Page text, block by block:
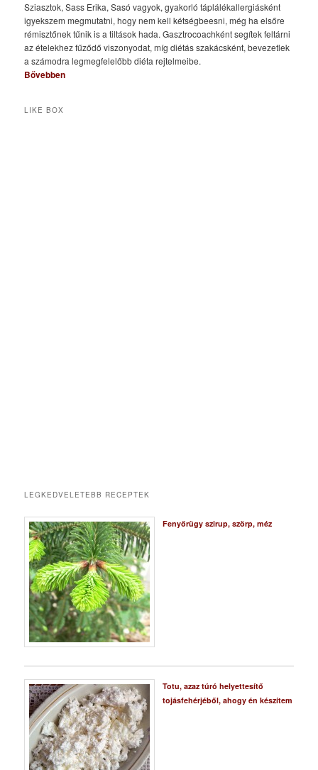
Sziasztok, Sass Erika, Sasó vagyok, gyakorló táplálékallergiásként
igyekszem megmutatni, hogy nem kell kétségbeesni, még ha elsőre
rémisztőnek tűnik is a tiltások hada. Gasztrocoachként segítek feltárni
az ételekhez fűződő viszonyodat, míg diétás szakácsként, bevezetlek
a számodra legmegfelelőbb diéta rejtelmeibe.
Bővebben
LIKE BOX
LEGKEDVELETEBB RECEPTEK
Fenyőrügy szirup, szörp, méz
Totu, azaz túró helyettesítő
tojásfehérjéből, ahogy én készítem